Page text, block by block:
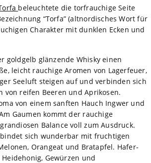
beleuchtete die torfrauchige Seite
“Torfa” (altnordisches Wort für
Charakter mit dunklen Ecken und
goldgelb glänzende Whisky einen
leicht rauchige Aromen von Lagerfeuer,
Seeluft steigen auf und verbinden sich
von reifen Beeren und Aprikosen.
von einem sanften Hauch Ingwer und
Gaumen kommt der rauchige
Balance voll zum Ausdruck.
sich wunderbar mit fruchtigen
Orangeat und Bratapfel. Hafer-
Heidehonig, Gewürzen und